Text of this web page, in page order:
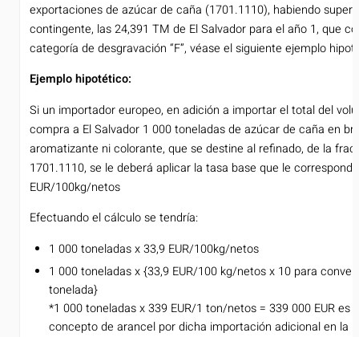
exportaciones de azúcar de caña (1701.1110), habiendo
contingente, las 24,391 TM de El Salvador para el año 1, que
categoría de desgravación “F”, véase el siguiente ejemplo
Ejemplo hipotético:
Si un importador europeo, en adición a importar el total del
compra a El Salvador 1 000 toneladas de azúcar de caña en
aromatizante ni colorante, que se destine al refinado, de la
1701.1110, se le deberá aplicar la tasa base que le
EUR/100kg/netos
Efectuando el cálculo se tendría:
1 000 toneladas x 33,9 EUR/100kg/netos
1 000 toneladas x {33,9 EUR/100 kg/netos x 10 para
tonelada}
*1 000 toneladas x 339 EUR/1 ton/netos = 339 000 EUR es
concepto de arancel por dicha importación adicional en la